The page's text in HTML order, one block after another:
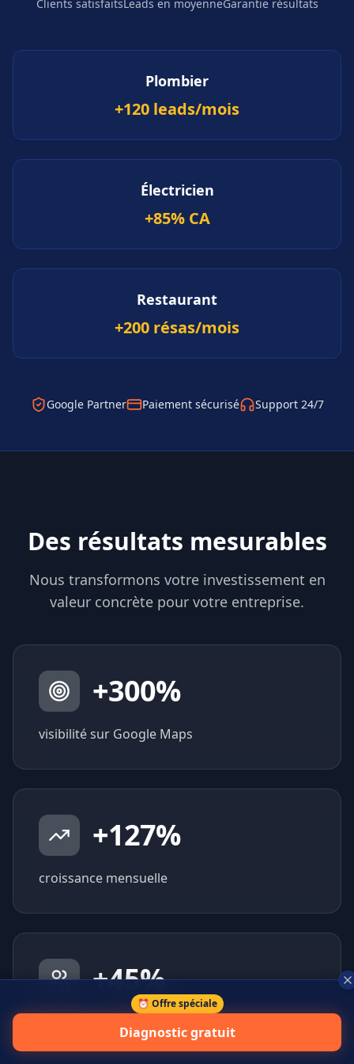
Clients satisfaitsLeads en moyenneGarantie résultats
Plombier
+120 leads/mois
Électricien
+85% CA
Restaurant
+200 résas/mois
Google Partner Paiement sécurisé Support 24/7
Des résultats mesurables
Nous transformons votre investissement en
valeur concrète pour votre entreprise.
+300%
visibilité sur Google Maps
+127%
croissance mensuelle
+45%
⏰ Offre spéciale
Diagnostic gratuit